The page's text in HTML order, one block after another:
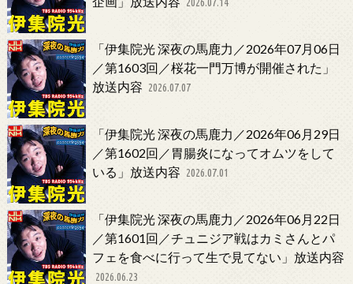
「伊集院光 深夜の馬鹿力／2026年07月06日
／第1603回／桜花一門万博が開催された」
放送内容 2026.07.07
「伊集院光 深夜の馬鹿力／2026年06月29日
／第1602回／胃腸炎になってオムツをして
いる」放送内容 2026.07.01
「伊集院光 深夜の馬鹿力／2026年06月22日
／第1601回／チュニジア戦はカミさんとパ
フェを食べに行って生で見てない」放送内容
2026.06.23